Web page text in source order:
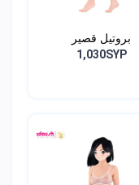
بروتيل قصير
1,030SYP